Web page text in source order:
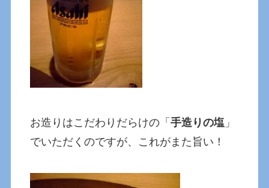
お造りはこだわりだらけの「手造りの塩 」
でいただくのですが、これがまた旨い！